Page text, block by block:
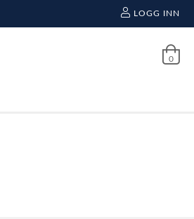
LOGG INN
0